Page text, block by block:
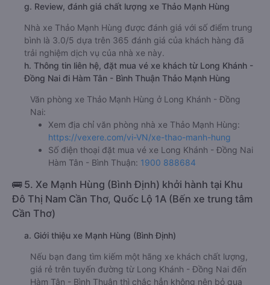
giường nằm 360000đ/vé
limousine 360000đ/vé
g. Review, đánh giá chất lượng xe Thảo Mạnh Hùng
Nhà xe Thảo Mạnh Hùng được đánh giá với số điểm trung
bình là 3.0/5 dựa trên 365 đánh giá của khách hàng đã
trải nghiệm dịch vụ của nhà xe này.
h. Thông tin liên hệ, đặt mua vé xe khách từ Long Khánh -
Đồng Nai đi Hàm Tân - Bình Thuận Thảo Mạnh Hùng
Văn phòng xe Thảo Mạnh Hùng ở Long Khánh - Đồng
Nai:
Xem địa chỉ văn phòng nhà xe Thảo Mạnh Hùng:
https://vexere.com/vi-VN/xe-thao-manh-hung
Số điện thoại đặt mua vé xe Long Khánh - Đồng Nai
Hàm Tân - Bình Thuận: 1900 888684
Đô Thị Nam Cần Thơ, Quốc Lộ 1A (Bến xe trung tâm
Cần Thơ)
a. Giới thiệu xe Mạnh Hùng (Bình Định)